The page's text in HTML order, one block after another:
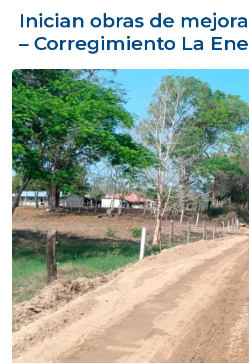
Inician obras de
– Corregimiento La